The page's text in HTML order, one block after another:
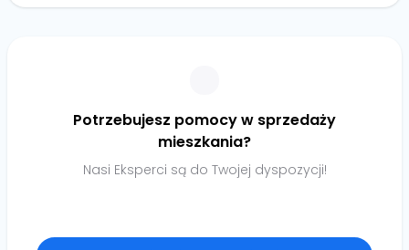
Potrzebujesz pomocy w sprzedaży
mieszkania?
Nasi Eksperci są do Twojej dyspozycji!